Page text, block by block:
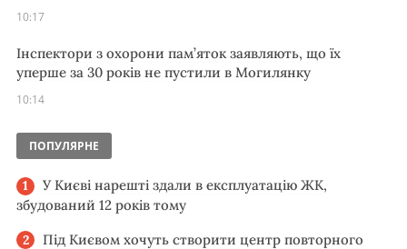
10:17
Інспектори з охорони пам’яток заявляють, що їх
уперше за 30 років не пустили в Могилянку
10:14
ПОПУЛЯРНЕ
У Києві нарешті здали в експлуатацію ЖК,
збудований 12 років тому
Під Києвом хочуть створити центр повторного